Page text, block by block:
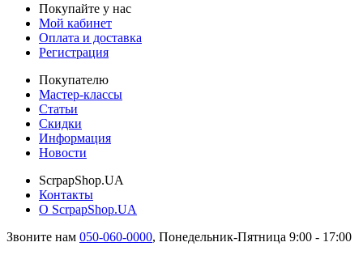
Покупайте у нас
Мой кабинет
Оплата и доставка
Регистрация
Покупателю
Мастер-классы
Статьи
Скидки
Информация
Новости
ScrpapShop.UA
Контакты
О ScrpapShop.UA
Звоните нам 050-060-0000, Понедельник-Пятница 9:00 - 17:00